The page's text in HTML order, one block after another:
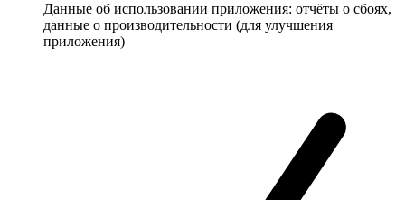
Данные об использовании приложения: отчёты о сбоях,
данные о производительности (для улучшения
приложения)